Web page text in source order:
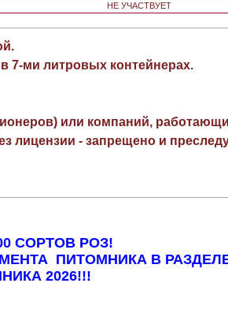
НЕ УЧАСТВУЕТ
7-ми литровых контейнерах.
или компаний,
лицензии - запрещено и
СОРТОВ РОЗ!
ПИТОМНИКА В
2026!!!